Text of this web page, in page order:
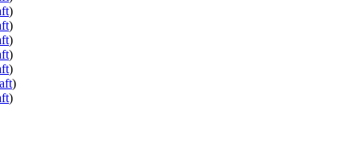
)
)
)
)
)
)
)